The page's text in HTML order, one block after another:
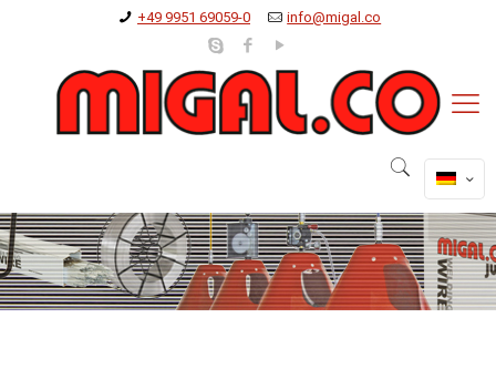
+49 9951 69059-0 info@migal.co